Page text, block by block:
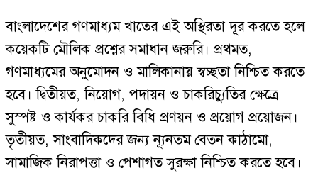
বাংলাদেশের গণমাধ্যম খাতের এই অস্থিরতা দূর করতে হলে
কয়েকটি মৌলিক প্রশ্নের সমাধান জরুরি। প্রথমত,
গণমাধ্যমের অনুমোদন ও মালিকানায় স্বচ্ছতা নিশ্চিত করতে
হবে। দ্বিতীয়ত, নিয়োগ, পদায়ন ও চাকরিচ্যুতির ক্ষেত্রে
সুস্পষ্ট ও কার্যকর চাকরি বিধি প্রণয়ন ও প্রয়োগ প্রয়োজন।
তৃতীয়ত, সাংবাদিকদের জন্য ন্যূনতম বেতন কাঠামো,
সামাজিক নিরাপত্তা ও পেশাগত সুরক্ষা নিশ্চিত করতে হবে।